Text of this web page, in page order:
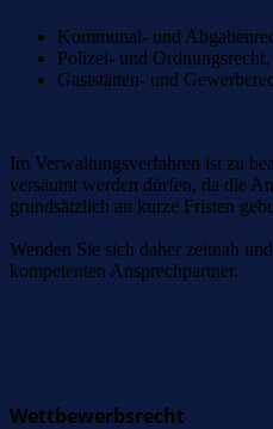
Kommunal- und
Polizei- und Ordnungsrecht,
Gaststätten- und
Im Verwaltungsverfahren ist zu
versäumt werden dürfen, da die
grundsätzlich an kurze Fristen
Wenden Sie sich daher zeitnah
kompetenten Ansprechpartner.
Wettbewerbsrecht